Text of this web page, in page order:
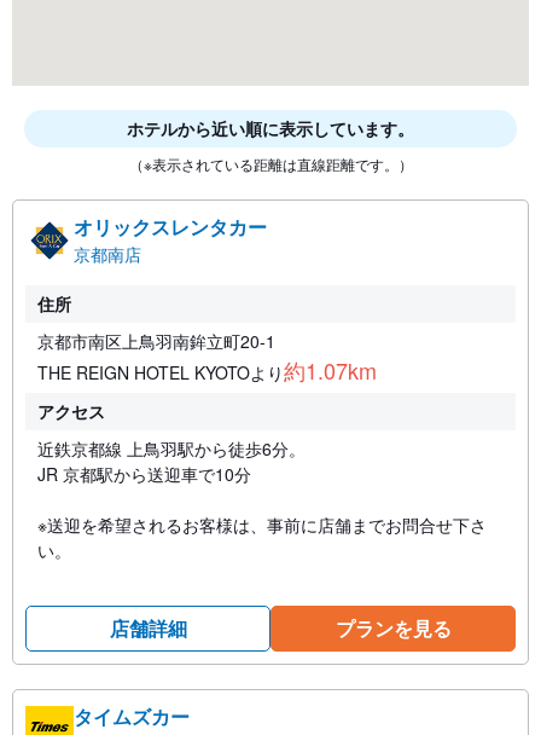
ホテルから近い順に表示しています。
（※表示されている距離は直線距離です。）
オリックスレンタカー
京都南店
住所
京都市南区上鳥羽南鉾立町20-1
THE REIGN HOTEL KYOTOより約1.07km
アクセス
近鉄京都線 上鳥羽駅から徒歩6分。
JR 京都駅から送迎車で10分
※送迎を希望されるお客様は、事前に店舗までお問合せ下さ
い。
店舗詳細 プランを見る
タイムズカー